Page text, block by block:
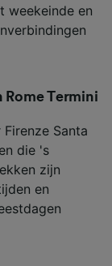
weekeinde en
Rome Termini
Santa
die 's
zijn
en